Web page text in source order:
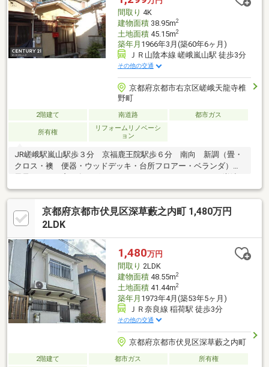
間取り 4K
建物面積38.95m2
土地面積45.15m2
築年月 1966年3月(築60年6ヶ月)
ＪＲ山陰本線 嵯峨嵐山駅 徒歩3分
その他の交通
京都府京都市右京区嵯峨天龍寺椎
野町
2階建て 南道路 都市ガス
所有権
リフォームリノベーシ
ョン
JR嵯峨駅嵐山駅歩３分 京福鹿王院駅歩６分 南向 新調（畳・
クロス・襖 便器・ウッドデッキ・台所フロアー・ベランダ）
野1470ｍ 近隣の観光スポット（嵐山渡月橋・天龍寺本山・竹の
小道）近隣（20ｍ）に月極駐車場空き有
京都府京都市伏見区深草藪之内町 1,480万円
2LDK
1,480万円
間取り 2LDK
建物面積48.55m2
土地面積41.44m2
築年月 1973年4月(築53年5ヶ月)
ＪＲ奈良線 稲荷駅 徒歩3分
その他の交通
京都府京都市伏見区深草藪之内町
2階建て 都市ガス
所有権